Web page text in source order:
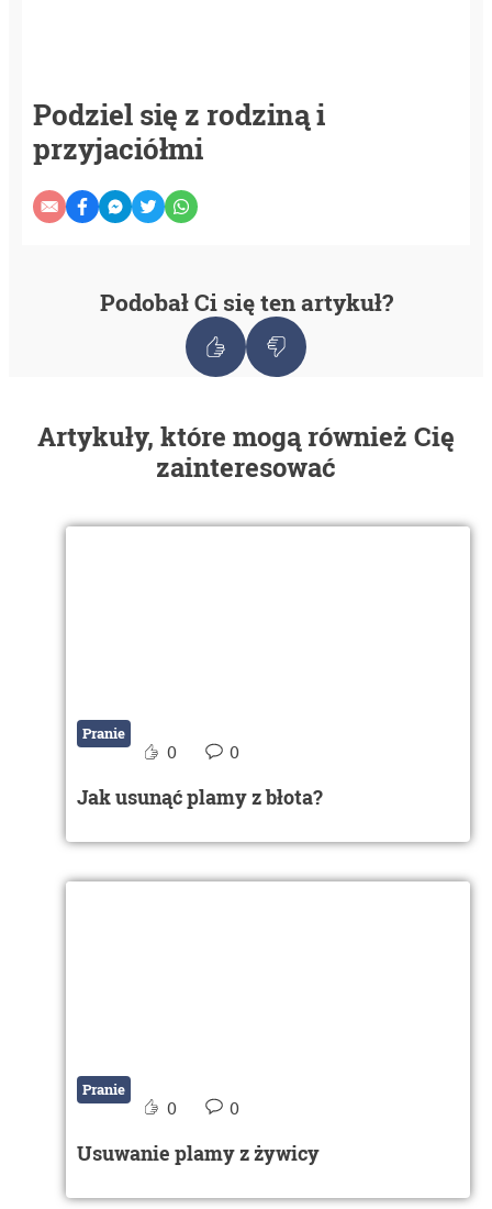
Podziel się z rodziną i
przyjaciółmi
Podobał Ci się ten artykuł?
Artykuły, które mogą również Cię
zainteresować
Pranie
0 0
Jak usunąć plamy z błota?
Pranie
0 0
Usuwanie plamy z żywicy